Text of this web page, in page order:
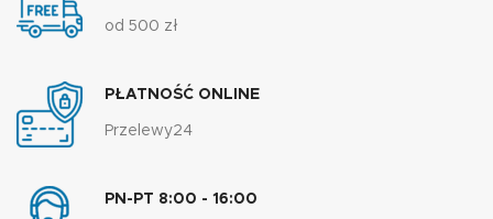
od 500 zł
PŁATNOŚĆ ONLINE
Przelewy24
PN-PT 8:00 - 16:00